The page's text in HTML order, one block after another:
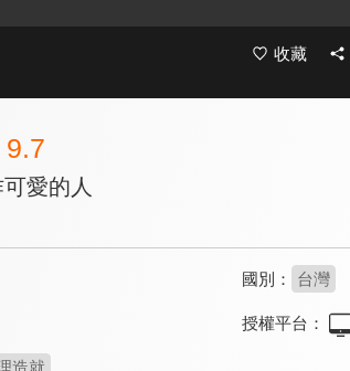
收藏
9.7
愛的人
國別： 台灣
授權平台：
造就